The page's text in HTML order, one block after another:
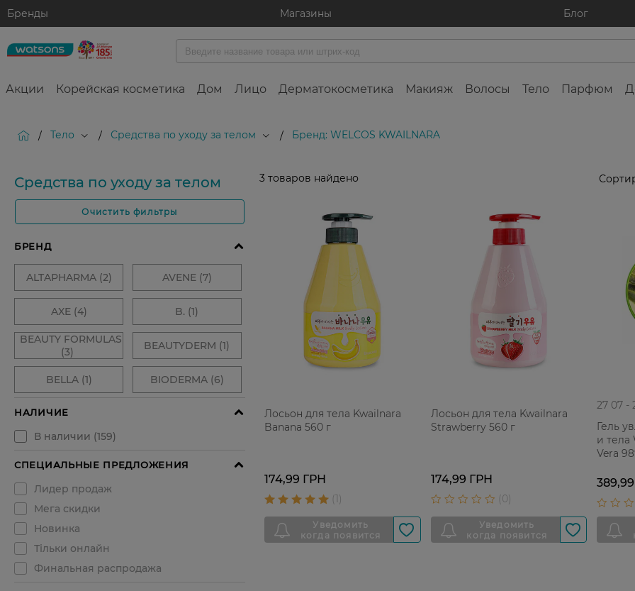
Бренды Магазины Блог
Акции Корейская косметика Дом Лицо Дерматокосметика Макияж Волосы Тело Парфюм
/ Тело / Средства по уходу за телом / Бренд: WELCOS KWAILNARA
Средства по уходу за телом
Очистить фильтры
3 товаров найдено
Лосьон для тела Kwailnara
Banana 560 г
174,99 ГРН
Лосьон для тела Kwailnara
Strawberry 560 г
174,99 ГРН
27 07 -
Гель
и тела
Vera